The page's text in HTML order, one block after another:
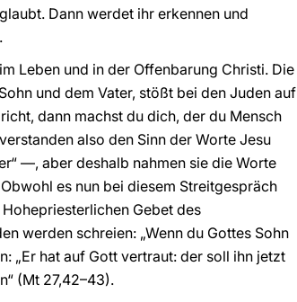
Dann werdet ihr erkennen und
Leben und in der Offenbarung Christi. Die
und dem Vater, stößt bei den Juden auf
dann machst du dich, der du Mensch
also den Sinn der Worte Jesu
—, aber deshalb nahmen sie die Worte
es nun bei diesem Streitgespräch
Gebet des
werden schreien: „Wenn du Gottes Sohn
„Er hat auf Gott vertraut: der soll ihn jetzt
(Mt 27,42–43).